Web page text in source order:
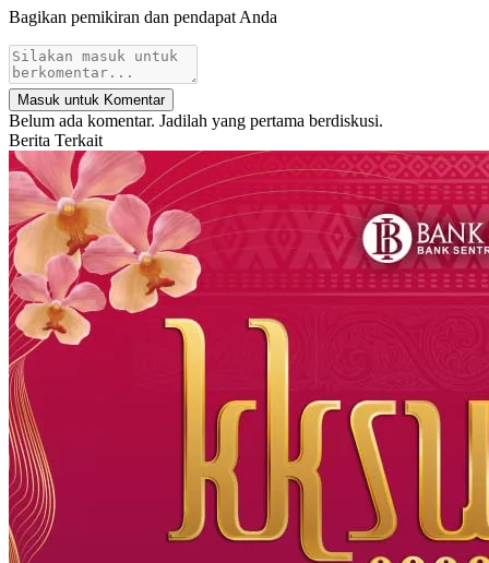
Bagikan pemikiran dan pendapat Anda
Masuk untuk Komentar
Belum ada komentar. Jadilah yang pertama berdiskusi.
Berita Terkait